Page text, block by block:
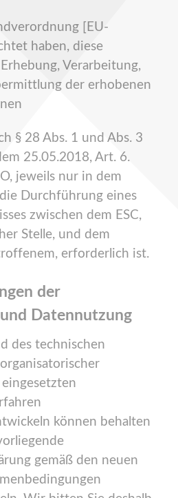
[EU-
haben, diese
Verarbeitung,
der erhobenen
§ 28 Abs. 1 und Abs. 3
25.05.2018, Art. 6.
jeweils nur in dem
Durchführung eines
zwischen dem ESC,
Stelle, und dem
erforderlich ist.
der
Datennutzung
des technischen
können behalten
gemäß den neuen